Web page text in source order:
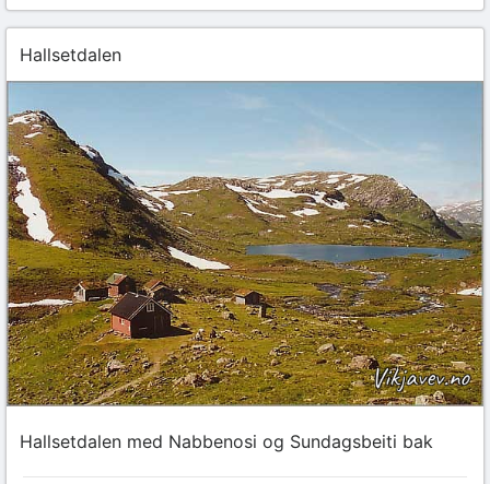
Hallsetdalen
Hallsetdalen med Nabbenosi og Sundagsbeiti bak